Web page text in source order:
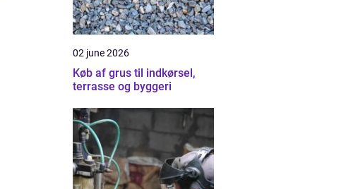
02 june 2026
Køb af grus til indkørsel,
terrasse og byggeri